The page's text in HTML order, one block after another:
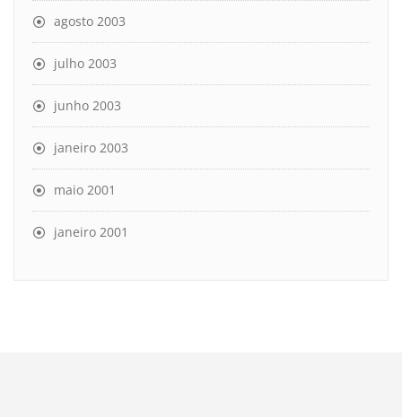
agosto 2003
julho 2003
junho 2003
janeiro 2003
maio 2001
janeiro 2001